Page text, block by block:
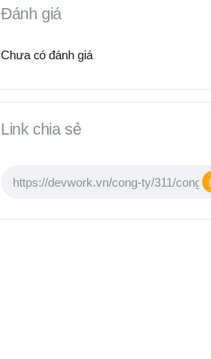
Đánh giá
Chưa có đánh giá
Link chia sẻ